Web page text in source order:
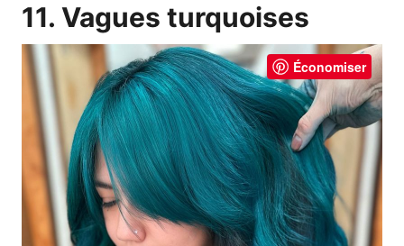
11. Vagues turquoises
Économiser